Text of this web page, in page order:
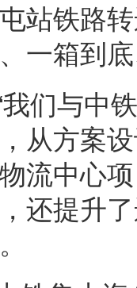
站铁路
一箱到
我们与中
从方案
流中心
还提升